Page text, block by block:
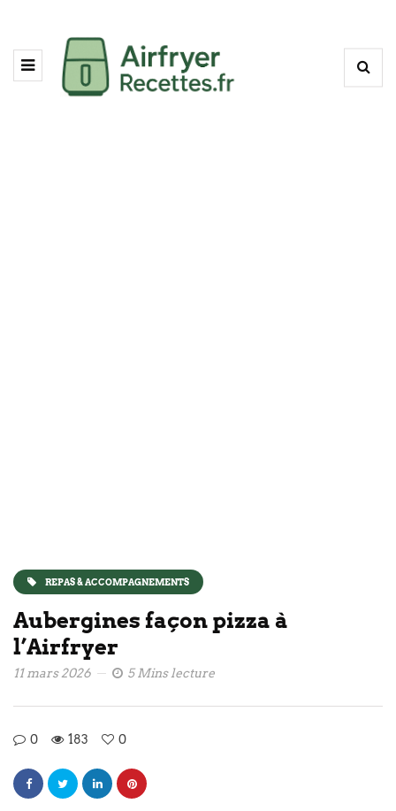
REPAS & ACCOMPAGNEMENTS
Aubergines façon pizza à
l’Airfryer
11 mars 2026 5 Mins lecture
0 183 0